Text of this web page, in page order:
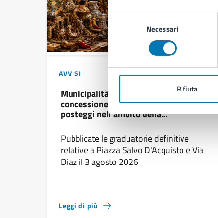
Selezione
del
consenso
Necessari
Rifiuta
AVVISI DAL27/07/26—AL31/07/26
Municipalità 2 – Bando Pubblico per la
concessione temporanea di n. 57
posteggi nell’ambito della
2026”
Pubblicate le graduatorie definitive
relative a Piazza Salvo D'Acquisto e Via
Diaz il 3 agosto 2026
Leggi di più